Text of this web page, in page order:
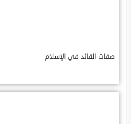
صفات القائد في الإسلام